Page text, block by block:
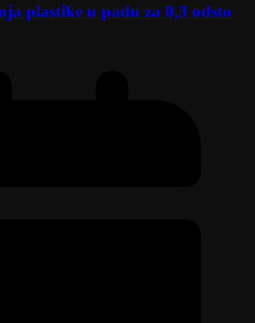
plastike u padu za 0,3 odsto